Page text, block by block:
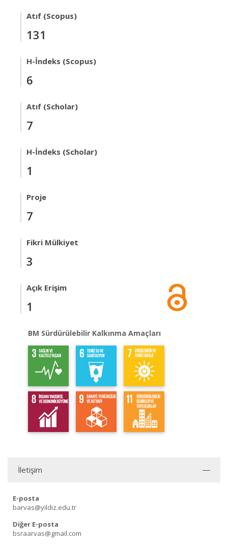
Atıf (Scopus)
131
H-İndeks (Scopus)
6
Atıf (Scholar)
7
H-İndeks (Scholar)
1
Proje
7
Fikri Mülkiyet
3
Açık Erişim
1
BM Sürdürülebilir Kalkınma Amaçları
İletişim
E-posta
barvas@yildiz.edu.tr
Diğer E-posta
bsraarvas@gmail.com